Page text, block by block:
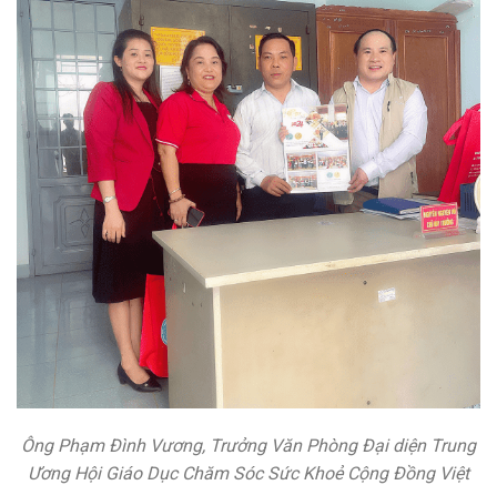
Ông Phạm Đình Vương, Trưởng Văn Phòng Đại diện Trung
Ương Hội Giáo Dục Chăm Sóc Sức Khoẻ Cộng Đồng Việt